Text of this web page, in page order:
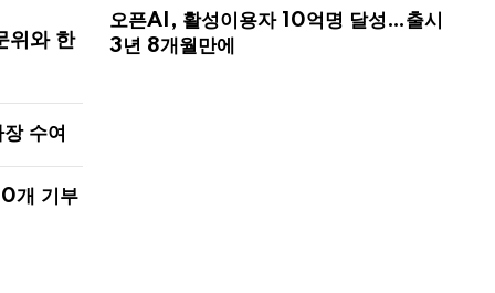
위와 한
수여
개 기부
오픈AI, 활성이용자 10억명 달성…출시
3년 8개월만에